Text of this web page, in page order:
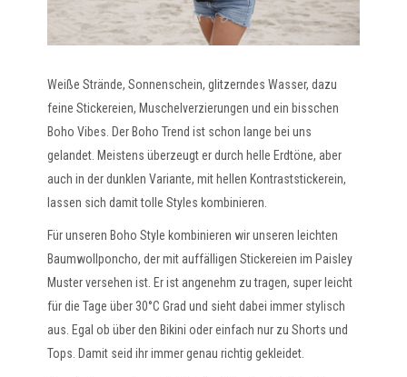
Weiße Strände, Sonnenschein, glitzerndes Wasser, dazu
feine Stickereien, Muschelverzierungen und ein bisschen
Boho Vibes. Der Boho Trend ist schon lange bei uns
gelandet. Meistens überzeugt er durch helle Erdtöne, aber
auch in der dunklen Variante, mit hellen Kontraststickerein,
lassen sich damit tolle Styles kombinieren.
Für unseren Boho Style kombinieren wir unseren leichten
Baumwollponcho, der mit auffälligen Stickereien im Paisley
Muster versehen ist. Er ist angenehm zu tragen, super leicht
für die Tage über 30°C Grad und sieht dabei immer stylisch
aus. Egal ob über den Bikini oder einfach nur zu Shorts und
Tops. Damit seid ihr immer genau richtig gekleidet.